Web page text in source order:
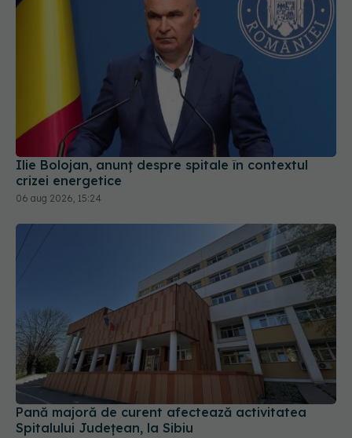
Ilie Bolojan, anunț despre spitale în contextul
crizei energetice
06 aug 2026, 15:24
Pană majoră de curent afectează activitatea
Spitalului Județean, la Sibiu